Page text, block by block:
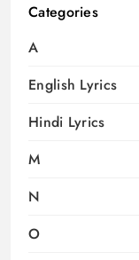
Categories
A
English Lyrics
Hindi Lyrics
M
N
O